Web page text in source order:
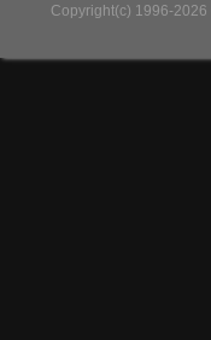
Copyright(c) 1996-2026